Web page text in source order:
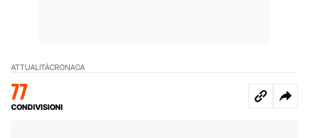
ATTUALITÀCRONACA
77
CONDIVISIONI